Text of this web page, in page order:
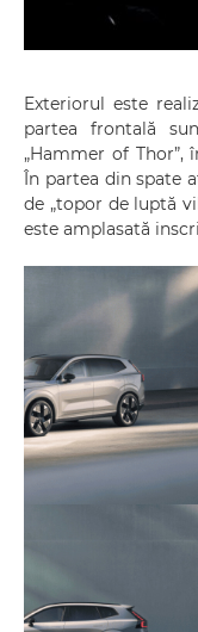
Exteriorul este
partea frontală
„Hammer of Thor”,
În partea din spate
de „topor de luptă
este amplasată